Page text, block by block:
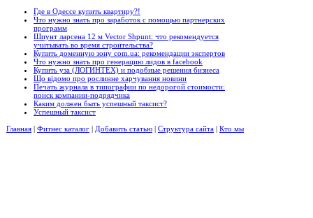
Где в Одессе купить квартиру?!
Что нужно знать про заработок с помощью партнерских
программ
Шпунт ларсена 12 м Vector Shpunt: что рекомендуется
учитывать во время строительства?
Купить доменную зону com.ua: рекомендации экспертов
Что нужно знать про генерацию лидов в facebook
Купить уза (ЛОГИНТЕХ) и подобные решения бизнеса
Що відомо про рослинне харчування новини
Печать журнала в типографии по недорогой стоимости:
поиск компании-подрядчика
Каким должен быть успешный таксист?
Успешный таксист
Главная | Фитнес каталог | Добавить статью | Структура сайта | Кто мы